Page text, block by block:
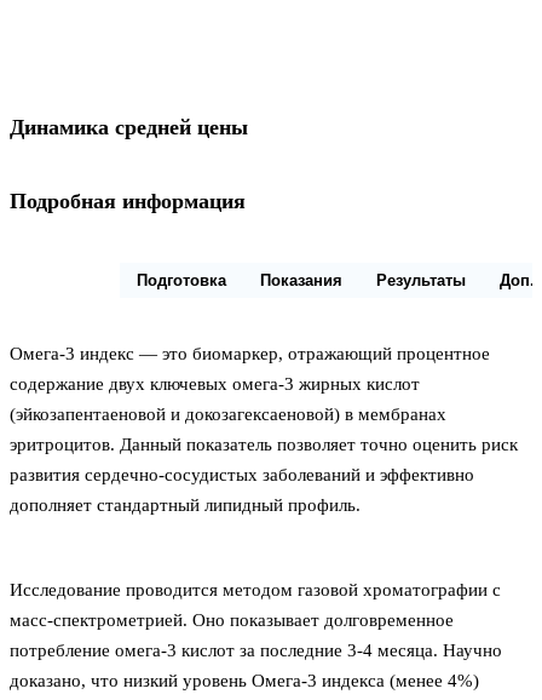
Динамика средней цены
Подробная информация
Подготовка Показания Результаты Доп.
Омега-3 индекс — это биомаркер, отражающий процентное
содержание двух ключевых омега-3 жирных кислот
(эйкозапентаеновой и докозагексаеновой) в мембранах
эритроцитов. Данный показатель позволяет точно оценить риск
развития сердечно-сосудистых заболеваний и эффективно
дополняет стандартный липидный профиль.
Исследование проводится методом газовой хроматографии с
масс-спектрометрией. Оно показывает долговременное
потребление омега-3 кислот за последние 3-4 месяца. Научно
доказано, что низкий уровень Омега-3 индекса (менее 4%)